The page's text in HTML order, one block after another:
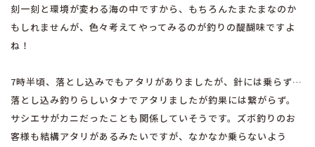
刻一刻と環境が変わる海の中ですから、もちろんたまたまなのか
もしれませんが、色々考えてやってみるのが釣りの醍醐味ですよ
ね！
7時半頃、落とし込みでもアタリがありましたが、針には乗らず…
落とし込み釣りらしいタナでアタリましたが釣果には繋がらず。
サシエサがカニだったことも関係していそうです。ズボ釣りのお
客様も結構アタリがあるみたいですが、なかなか乗らないよう